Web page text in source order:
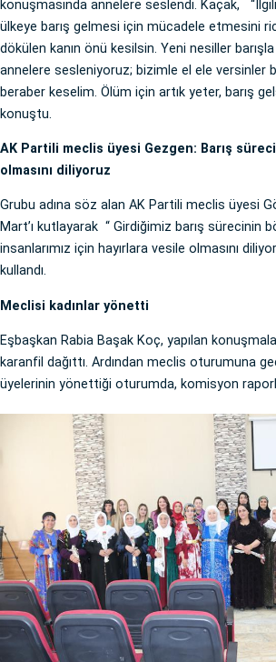
konuşmasında annelere seslendi. Kaçak,
ülkeye barış gelmesi için mücadele etmesini
dökülen kanın önü kesilsin. Yeni nesiller
annelere sesleniyoruz; bizimle el ele versinler
beraber keselim. Ölüm için artık yeter, barış
konuştu.
AK Partili meclis üyesi Gezgen: Barış
olmasını diliyoruz
Grubu adına söz alan AK Partili meclis üyesi
Mart’ı kutlayarak “ Girdiğimiz barış sürecinin
insanlarımız için hayırlara vesile olmasını
kullandı.
Meclisi kadınlar yönetti
Eşbaşkan Rabia Başak Koç, yapılan
karanfil dağıttı. Ardından meclis oturumuna
üyelerinin yönettiği oturumda, komisyon